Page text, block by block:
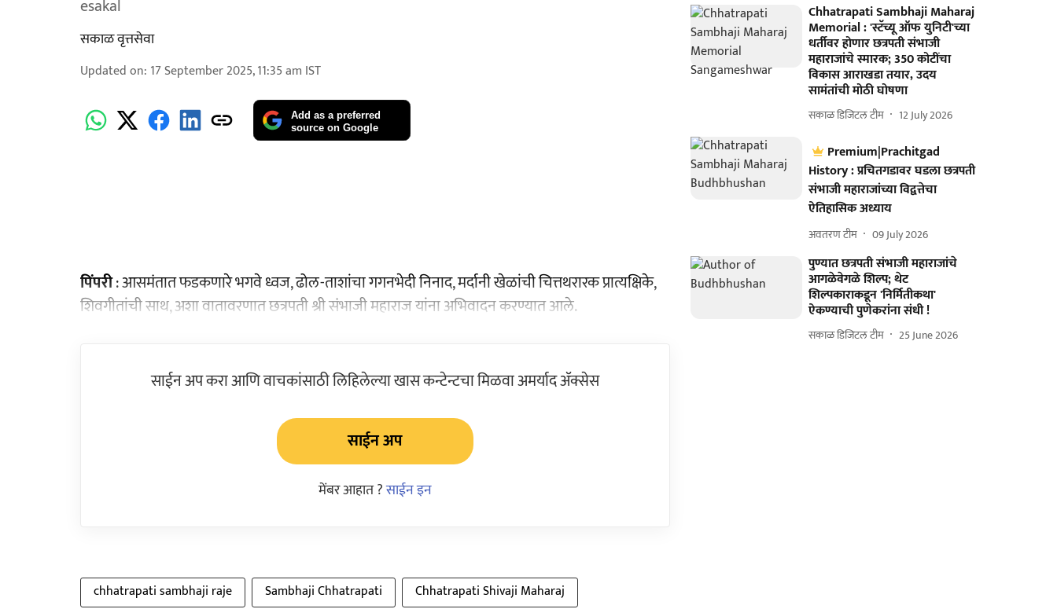
esakal
सकाळ वृत्तसेवा
Updated on: 17 September 2025, 11:35 am IST
Add as a preferred
source on Google
पिंपरी: आसमंतात फडकणारे भगवे ध्वज, ढोल-ताशांचा गगनभेदी निनाद, मर्दानी खेळांची चित्तथरारक प्रात्यक्षिके,
शिवगीतांची साथ, अशा वातावरणात छत्रपती श्री संभाजी महाराज यांना अभिवादन करण्यात आले.
साईन अप करा आणि वाचकांसाठी लिहिलेल्या खास कन्टेन्टचा मिळवा अमर्याद ॲक्सेस
साईन अप
मेंबर आहात ?साईन इन
chhatrapati sambhaji raje Sambhaji Chhatrapati
Chhatrapati Shivaji Maharaj
Chhatrapati Sambhaji Maharaj
Memorial : 'स्टॅच्यू ऑफ युनिटी'च्या
धर्तीवर होणार छत्रपती संभाजी
महाराजांचे स्मारक; 350 कोटींचा
विकास आराखडा तयार, उदय
सामंतांची मोठी घोषणा
सकाळ डिजिटल टीम 12 July 2026
Premium|Prachitgad
History : प्रचितगडावर घडला छत्रपती
संभाजी महाराजांच्या विद्वत्तेचा
ऐतिहासिक अध्याय
अवतरण टीम 09 July 2026
पुण्यात छत्रपती संभाजी महाराजांचे
आगळेवेगळे शिल्प; थेट
शिल्पकाराकडून 'निर्मितीकथा'
ऐकण्याची पुणेकरांना संधी !
सकाळ डिजिटल टीम 25 June 2026